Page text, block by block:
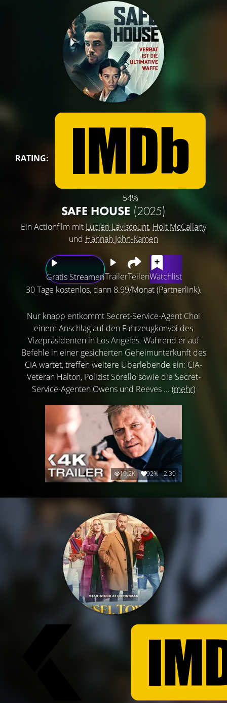
RATING:
54%
SAFE HOUSE (2025)
Ein Actionfilm mit Lucien Laviscount, Holt McCallany
und Hannah John-Kamen
Gratis StreamenTrailerTeilenWatchlist
30 Tage kostenlos, dann 8.99/Monat (Partnerlink).
Nur knapp entkommt Secret-Service-Agent Choi
einem Anschlag auf den Fahrzeugkonvoi des
Vizepräsidenten in Los Angeles. Während er auf
Befehle in einer gesicherten Geheimunterkunft des
CIA wartet, treffen weitere Überlebende ein: CIA-
Veteran Halton, Polizist Sorello sowie die Secret-
Service-Agenten Owens und Reeves ... (mehr)
19.2K 92% 2:30